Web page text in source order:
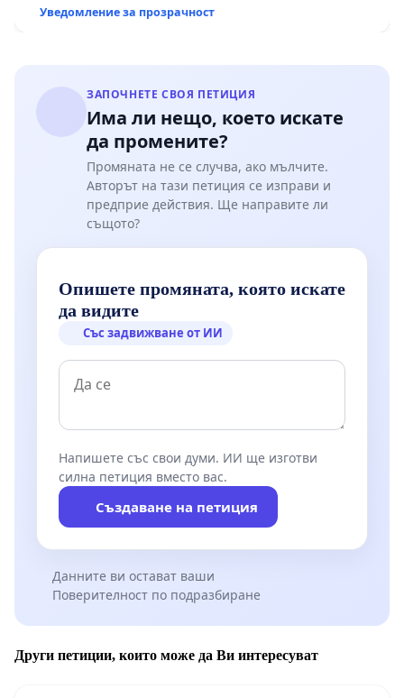
Мирово - к.к. Момин проход
Уведомление за прозрачност
ЗАПОЧНЕТЕ СВОЯ ПЕТИЦИЯ
Има ли нещо, което искате
да промените?
Промяната не се случва, ако мълчите.
Авторът на тази петиция се изправи и
предприе действия. Ще направите ли
същото?
Опишете промяната, която искате
да видите
Със задвижване от ИИ
Напишете със свои думи. ИИ ще изготви
силна петиция вместо вас.
Създаване на петиция
Данните ви остават ваши
Поверителност по подразбиране
Други петиции, които може да Ви интересуват